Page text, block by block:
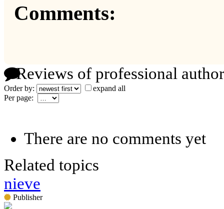
Comments:
Reviews of professional
Order by:
expand all
Per page:
There are no comments yet
Related topics
nieve
Publisher